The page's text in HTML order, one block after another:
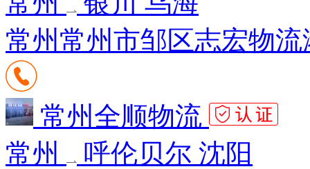
常州常州市邹区志宏物流
常州全顺物流
常州
呼伦贝尔 沈阳